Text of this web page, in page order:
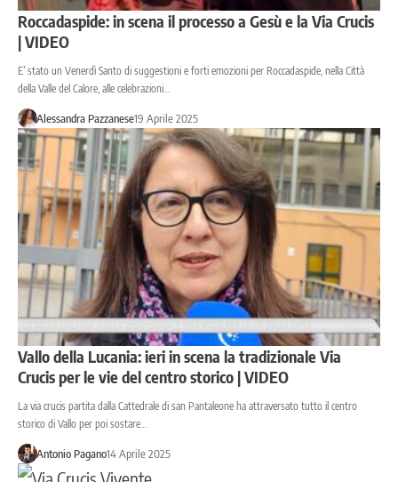
Roccadaspide: in scena il processo a Gesù e la Via Crucis
| VIDEO
E’ stato un Venerdì Santo di suggestioni e forti emozioni per Roccadaspide, nella Città
della Valle del Calore, alle celebrazioni…
Alessandra Pazzanese19 Aprile 2025
Vallo della Lucania: ieri in scena la tradizionale Via
Crucis per le vie del centro storico | VIDEO
La via crucis partita dalla Cattedrale di san Pantaleone ha attraversato tutto il centro
storico di Vallo per poi sostare…
Antonio Pagano14 Aprile 2025